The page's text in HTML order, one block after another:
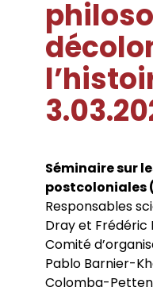
Directions de thèse
Groupe de
foucaldiennes
Jeune recherche
Projets
programmes
Doctorants
Jeunes chercheurs
Anciens diplômés
Conférences
Chercheurs
Doctorants et
Soutenances de
Soutenances de
Interventions
Autres
Appels à
Ouvrages
Dossiers et
RevueCahiers
Revues et
Thèses
Actes audiovisuels
Votre Espace
Calendrier
Calendrier de la
Admission et
Accès à distance
Bibliothèques
Séminaire sur
postcoloniales
Responsables
Dray et Frédéric
Comité
Pablo Barnier-
Colomba-